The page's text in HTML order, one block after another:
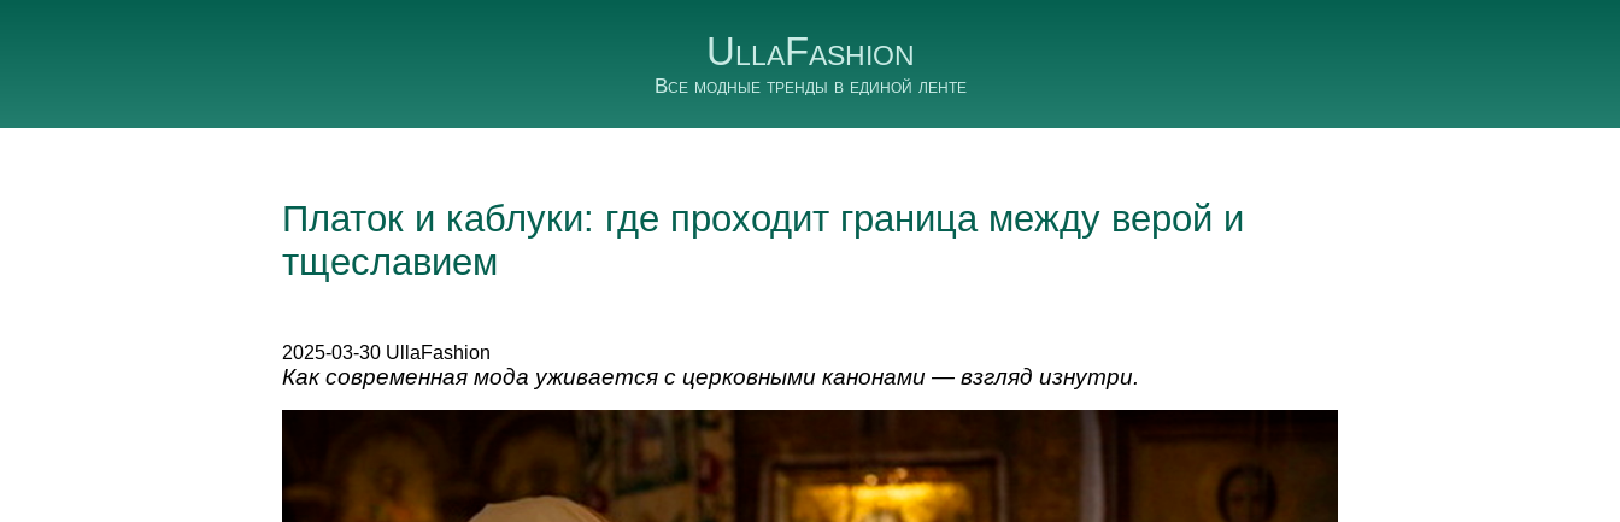
UllaFashion
Все модные тренды в единой ленте
Платок и каблуки: где проходит граница между верой и
тщеславием
2025-03-30 UllaFashion
Как современная мода уживается с церковными канонами — взгляд изнутри.